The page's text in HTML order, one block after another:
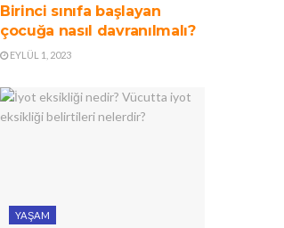
Birinci sınıfa başlayan
çocuğa nasıl davranılmalı?
EYLÜL 1, 2023
YAŞAM